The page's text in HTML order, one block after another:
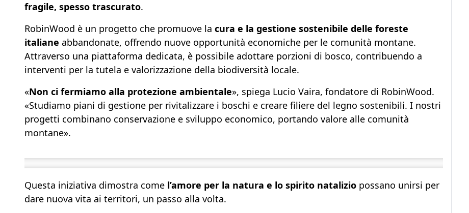
fragile, spesso trascurato.
RobinWood è un progetto che promuove la cura e la gestione sostenibile delle foreste
italiane abbandonate, offrendo nuove opportunità economiche per le comunità montane.
Attraverso una piattaforma dedicata, è possibile adottare porzioni di bosco, contribuendo a
interventi per la tutela e valorizzazione della biodiversità locale.
«Non ci fermiamo alla protezione ambientale», spiega Lucio Vaira, fondatore di RobinWood.
«Studiamo piani di gestione per rivitalizzare i boschi e creare filiere del legno sostenibili. I nostri
progetti combinano conservazione e sviluppo economico, portando valore alle comunità
montane».
Questa iniziativa dimostra come l’amore per la natura e lo spirito natalizio possano unirsi per
dare nuova vita ai territori, un passo alla volta.